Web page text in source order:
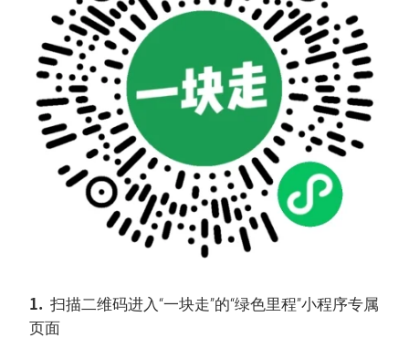
1. 扫描二维码进入“一块走”的“绿色里程”小程序专属
页面